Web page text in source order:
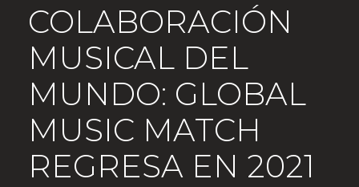
COLABORACIÓN
MUSICAL DEL
MUNDO: GLOBAL
MUSIC MATCH
REGRESA EN 2021